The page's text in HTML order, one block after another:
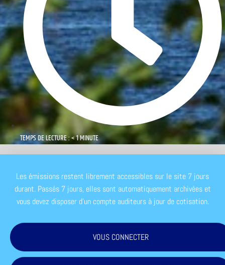
TEMPS DE LECTURE : < 1 MINUTE
Les émissions restent librement accessibles sur le site 7 jours
durant. Passés 7 jours, elles sont automatiquement archivées et
vous devez disposer d'un compte auditeurs à jour de cotisation.
VOUS CONNECTER